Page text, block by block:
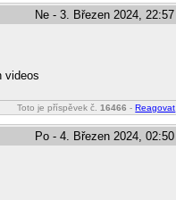
Ne - 3. Březen 2024, 22:57
videos
Toto je příspěvek č.16466 - Reagovat
Po - 4. Březen 2024, 02:50